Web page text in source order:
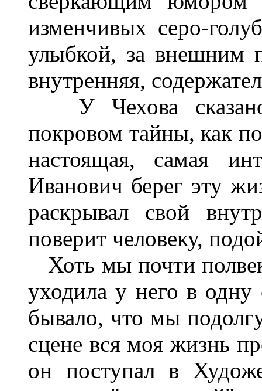
изменчивых серо-
улыбкой, за внешним
внутренняя,
У Чехова
покровом тайны, как
настоящая, самая
Иванович берег эту
раскрывал свой
поверит человеку,
Хоть мы почти
уходила у него в
бывало, что мы
сцене вся моя жизнь
он поступал в